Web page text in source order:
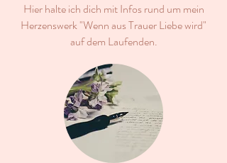
Hier halte ich dich mit Infos rund um mein
Herzenswerk "Wenn aus Trauer Liebe wird"
auf dem Laufenden.